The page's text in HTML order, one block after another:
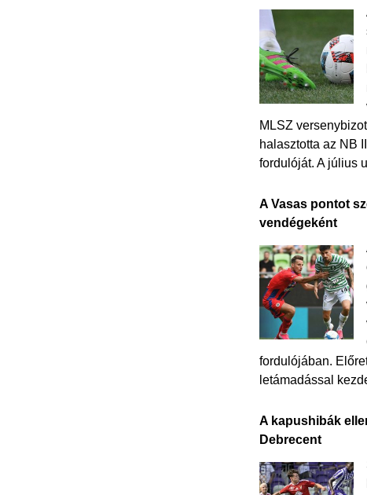
MLSZ
halasztotta az NB
fordulóját. A július
A Vasas pontot
vendégeként
fordulójában.
letámadással
A kapushibák
Debrecent